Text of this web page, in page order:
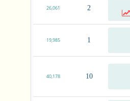
2
26,061
1
19,985
10
40,178